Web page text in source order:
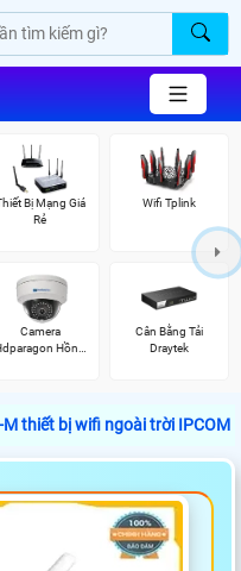
Bị Mạng Giá
Rẻ
Wifi Tplink
Camera
Hồng
Cân Bằng Tải
Draytek
M thiết bị wifi ngoài trời IPCOM